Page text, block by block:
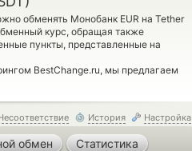
обменять Монобанк EUR на Tether
курс, обращая также
пункты, представленные на
BestChange.ru, мы предлагаем
История Настройка
обмен Статистика